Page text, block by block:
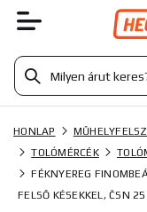
HONLAP
TOLÓMÉRCÉK
FÉKNYEREG
FELSŐ KÉSEKKEL, ČSN